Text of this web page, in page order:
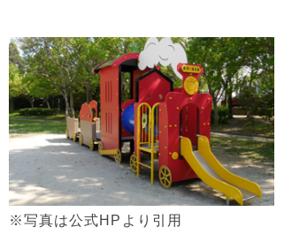
※写真は公式HPより引用